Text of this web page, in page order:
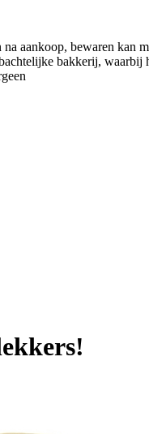
aankoop, bewaren kan
bakkerij, waarbij